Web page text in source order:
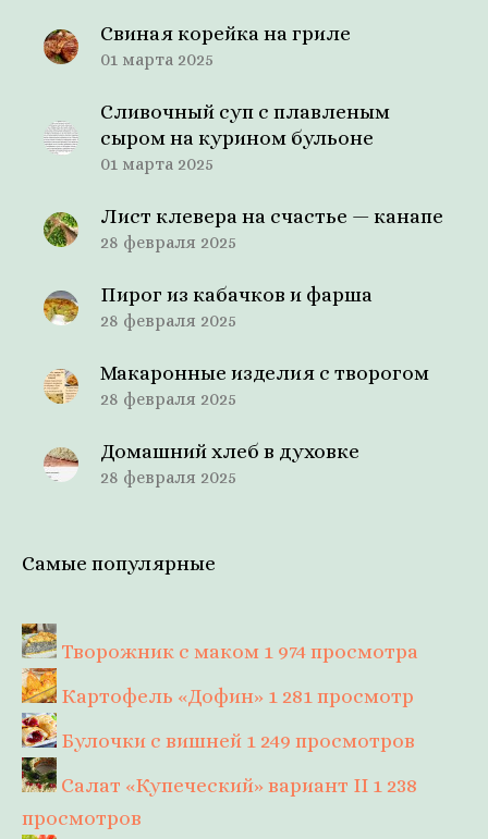
Свиная корейка на гриле
01 марта 2025
Сливочный суп с плавленым
сыром на курином бульоне
01 марта 2025
Лист клевера на счастье — канапе
28 февраля 2025
Пирог из кабачков и фарша
28 февраля 2025
Макаронные изделия с творогом
28 февраля 2025
Домашний хлеб в духовке
28 февраля 2025
Самые популярные
Творожник с маком 1 974 просмотра
Картофель «Дофин» 1 281 просмотр
Булочки с вишней 1 249 просмотров
Салат «Купеческий» вариант II 1 238
просмотров